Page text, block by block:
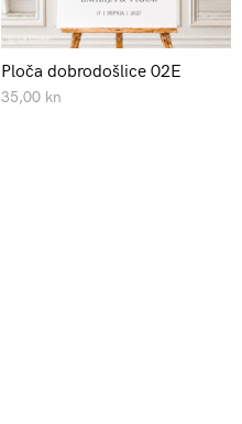
Ploča dobrodošlice 02E
35,00 kn